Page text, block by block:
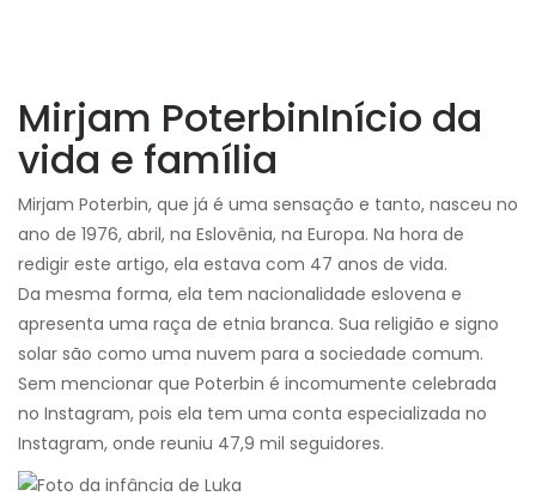
Mirjam PoterbinInício da
vida e família
Mirjam Poterbin, que já é uma sensação e tanto, nasceu no
ano de 1976, abril, na Eslovênia, na Europa. Na hora de
redigir este artigo, ela estava com 47 anos de vida.
Da mesma forma, ela tem nacionalidade eslovena e
apresenta uma raça de etnia branca. Sua religião e signo
solar são como uma nuvem para a sociedade comum.
Sem mencionar que Poterbin é incomumente celebrada
no Instagram, pois ela tem uma conta especializada no
Instagram, onde reuniu 47,9 mil seguidores.